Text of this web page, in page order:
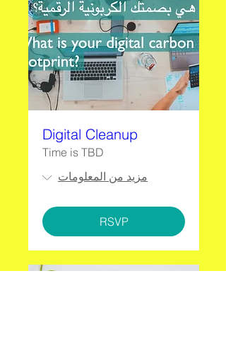
Digital Cleanup
Time is TBD
مزيد من المعلومات
RSVP